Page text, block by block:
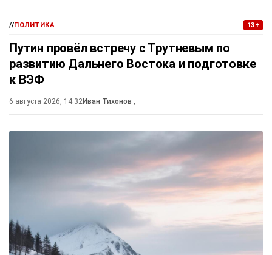
//ПОЛИТИКА 13+
Путин провёл встречу с Трутневым по
развитию Дальнего Востока и подготовке
к ВЭФ
6 августа 2026, 14:32Иван Тихонов ,